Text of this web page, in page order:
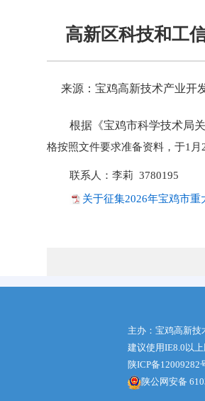
高新区科技和工
根据《宝鸡市科学技术局
格按照文件要求准备资料，于1月
联系人：李莉 3780195
关于征集2026年宝鸡市
主办：宝鸡高新技
建议使用IE8.0以
陕ICP备12009282
陕公网安备